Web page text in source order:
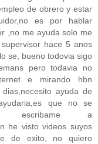
de obrero y estar
es por hablar
,no me ayuda solo me
hace 5 anos
se, bueno todovia sigo
pero todavia no
e mirando hbn
ayuda de
que no se
escribame a
he visto videos suyos
de exito, no quiero